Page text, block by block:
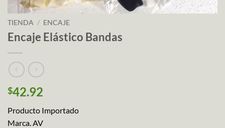
TIENDA / ENCAJE
Encaje Elástico Bandas
$42.92
Producto Importado
Marca. AV